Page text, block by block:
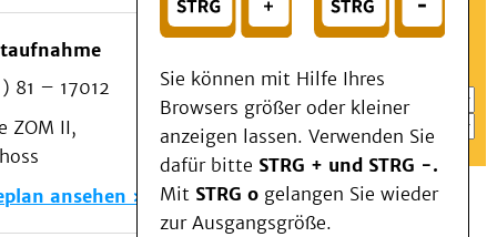
oder
Wählen Sie ein Thema für Ihren Schnelleinstieg
81 – 17012
ZOM II,
ansehen
Sie können mit Hilfe Ihres
Browsers größer oder kleiner
anzeigen lassen. Verwenden Sie
dafür bitte STRG + und STRG -.
Mit STRG o gelangen Sie wieder
zur Ausgangsgröße.
Patienten & Besucher
Kliniken/Institute/Zentren
Als Patient am UKD
Beratung und Unterstützung
Veranstaltungen
Kommunikation im Medizinwesen (KIM)
Notfall
Forschung & Lehre